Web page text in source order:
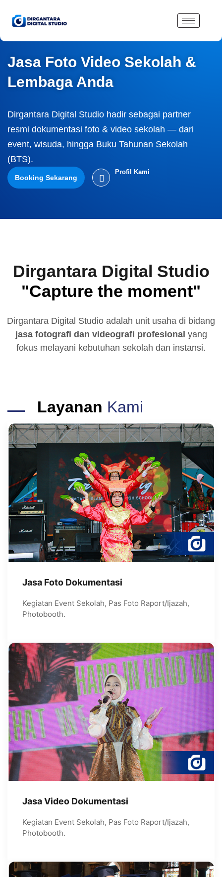
konten
Jasa Foto Video Sekolah &
Lembaga Anda
Dirgantara Digital Studio hadir sebagai partner
resmi dokumentasi foto & video sekolah — dari
event, wisuda, hingga Buku Tahunan Sekolah
(BTS).
Booking Sekarang
Profil Kami
Dirgantara Digital Studio
"Capture the moment"
Dirgantara Digital Studio adalah unit usaha di bidang
jasa fotografi dan videografi profesional yang
fokus melayani kebutuhan sekolah dan instansi.
Layanan Kami
Jasa Foto Dokumentasi
Kegiatan Event Sekolah, Pas Foto Raport/Ijazah,
Photobooth.
Jasa Video Dokumentasi
Kegiatan Event Sekolah, Pas Foto Raport/Ijazah,
Photobooth.